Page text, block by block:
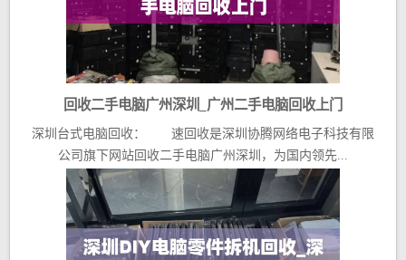
回收二手电脑广州深圳_广州二手电脑回收上门
深圳台式电脑回收： 速回收是深圳协腾网络电子科技有限
公司旗下网站回收二手电脑广州深圳，为国内领先...